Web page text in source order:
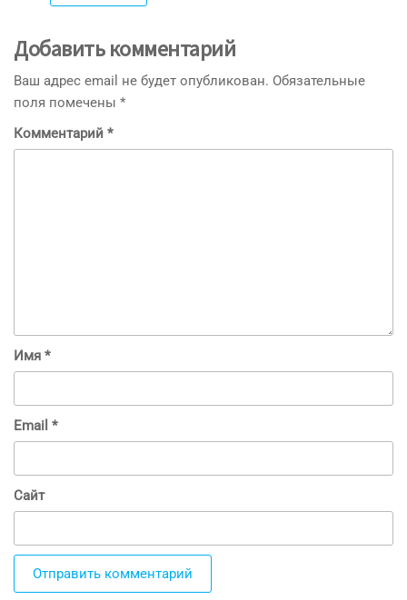
Добавить комментарий
Ваш адрес email не будет опубликован. Обязательные
поля помечены *
Комментарий *
Имя *
Email *
Сайт